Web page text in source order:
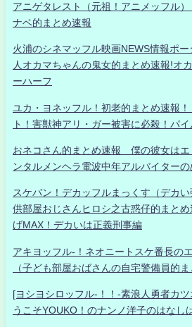
アニゲタレスト（元祖！アニメッフル
ナベ的まとめ速報
火浦のシネマッフル映画NEWS情報ポ
人オカマちゃんの鬼女的まとめ速報!オ
ーハーフ
ユカ・ヨネッフル！初老的まとめ速報
ト！害獣神アリ・ガー被害に必殺！パ
おネコさん的まとめ速報 僕の彼女はエ
ンタルメンヘラ電波中年アルバイター
スケバン！デカッフルまっくす（デカ
供部屋おじさんヒロシ之古惑仔的まと
げMAX！デカいは正義刑事編
アキヨッフル-！ネオニートスケ番長の
（子ども部屋おばさんの自宅警備員的ま
[ヨシヨシロッフル-！！-素浪人勇者カ
うこそYOUKO！のナンノ洋子のはなし